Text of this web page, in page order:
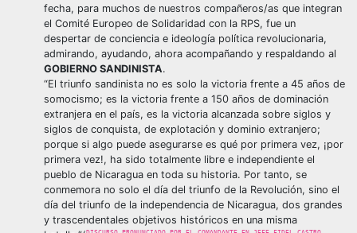
fecha, para muchos de nuestros compañeros/as que integran
el Comité Europeo de Solidaridad con la RPS, fue un
despertar de conciencia e ideología política revolucionaria,
admirando, ayudando, ahora acompañando y respaldando al
GOBIERNO SANDINISTA.
“El triunfo sandinista no es solo la victoria frente a 45 años de
somocismo; es la victoria frente a 150 años de dominación
extranjera en el país, es la victoria alcanzada sobre siglos y
siglos de conquista, de explotación y dominio extranjero;
porque si algo puede asegurarse es qué por primera vez, ¡por
primera vez!, ha sido totalmente libre e independiente el
pueblo de Nicaragua en toda su historia. Por tanto, se
conmemora no solo el día del triunfo de la Revolución, sino el
día del triunfo de la independencia de Nicaragua, dos grandes
y trascendentales objetivos históricos en una misma